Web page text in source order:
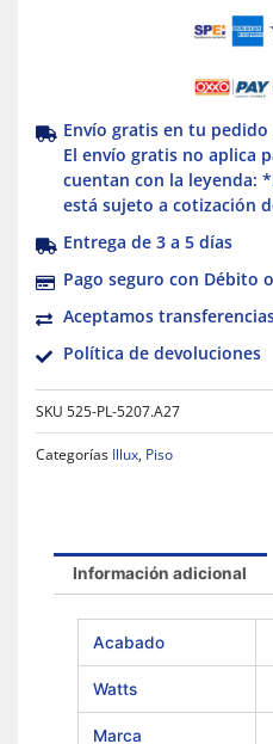
Envío gratis en tu pedido
El envío gratis no aplica
cuentan con la leyenda:
está sujeto a cotización
Entrega de 3 a 5 días
Pago seguro con Débito
Aceptamos
Política de devoluciones
SKU 525-PL-5207.A27
Categorías Illux, Piso
Información adicional
Acabado
Watts
Marca